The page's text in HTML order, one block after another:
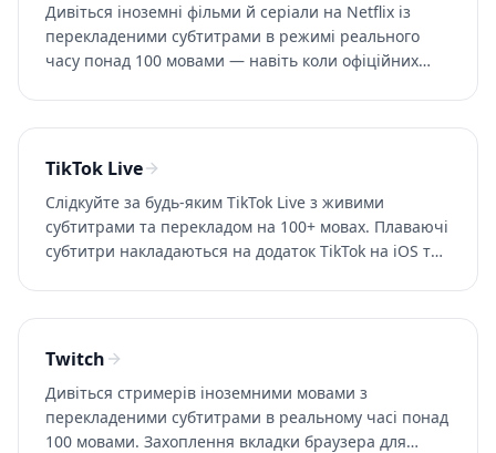
Дивіться іноземні фільми й серіали на Netflix із
перекладеними субтитрами в режимі реального
часу понад 100 мовами — навіть коли офіційних
TikTok Live
Слідкуйте за будь-яким TikTok Live з живими
субтитрами та перекладом на 100+ мовах. Плаваючі
субтитри накладаються на додаток TikTok на iOS та
Twitch
Дивіться стримерів іноземними мовами з
перекладеними субтитрами в реальному часі понад
100 мовами. Захоплення вкладки браузера для